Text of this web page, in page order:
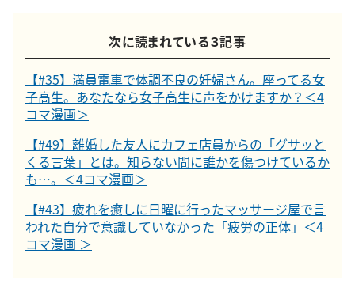
次に読まれている３記事
【#35】満員電車で体調不良の妊婦さん。座ってる女
子高生。あなたなら女子高生に声をかけますか？＜4
コマ漫画＞
【#49】離婚した友人にカフェ店員からの「グサッと
くる言葉」とは。知らない間に誰かを傷つけているか
も…。＜4コマ漫画＞
【#43】疲れを癒しに日曜に行ったマッサージ屋で言
われた自分で意識していなかった「疲労の正体」＜4
コマ漫画 ＞